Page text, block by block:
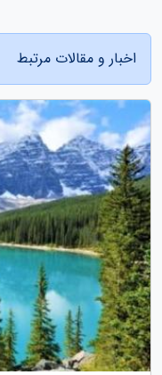
اخبار و مقالات مرتبط